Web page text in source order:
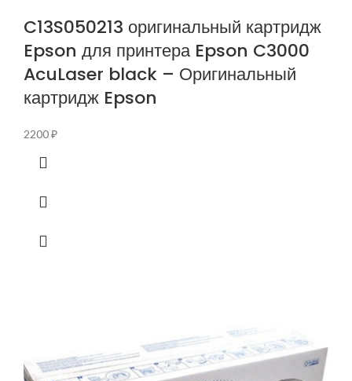
C13S050213 оригинальный картридж
Epson для принтера Epson C3000
AcuLaser black – Оригинальный
картридж Epson
2200₽